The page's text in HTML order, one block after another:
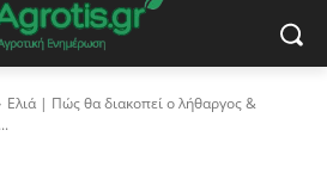
Ελιά | Πώς θα διακοπεί ο λήθαργος &